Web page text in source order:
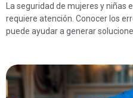
La seguridad de mujeres y niñas
requiere atención. Conocer los
puede ayudar a generar